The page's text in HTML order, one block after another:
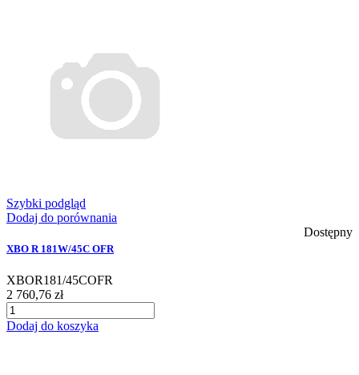
Szybki podgląd
Dodaj do porównania
Dostępny
XBO R 181W/45C OFR
XBOR181/45COFR
2 760,76 zł
Dodaj do koszyka